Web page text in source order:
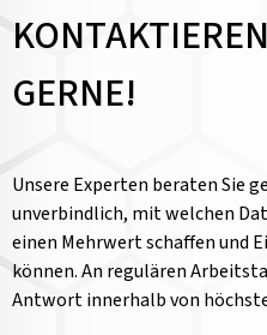
GERNE!
Unsere Experten beraten Sie
unverbindlich, mit welchen
einen Mehrwert schaffen und
können. An regulären
Antwort innerhalb von